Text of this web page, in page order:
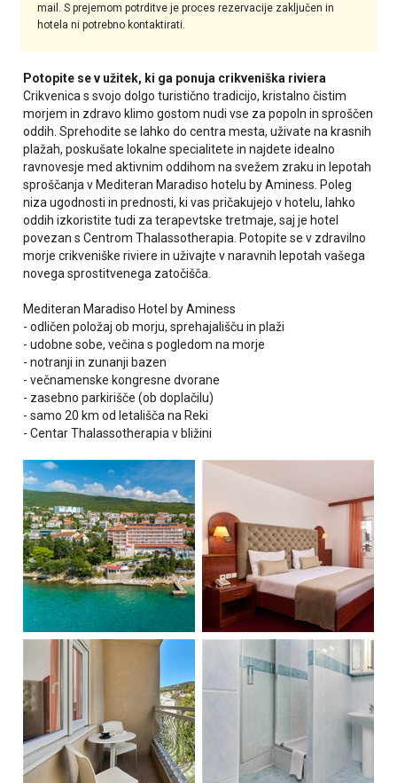
mail. S prejemom potrditve je proces rezervacije zaključen in
hotela ni potrebno kontaktirati.
Potopite se v užitek, ki ga ponuja crikveniška riviera
Crikvenica s svojo dolgo turistično tradicijo, kristalno čistim
morjem in zdravo klimo gostom nudi vse za popoln in sproščen
oddih. Sprehodite se lahko do centra mesta, uživate na krasnih
plažah, poskušate lokalne specialitete in najdete idealno
ravnovesje med aktivnim oddihom na svežem zraku in lepotah
sproščanja v Mediteran Maradiso hotelu by Aminess. Poleg
niza ugodnosti in prednosti, ki vas pričakujejo v hotelu, lahko
oddih izkoristite tudi za terapevtske tretmaje, saj je hotel
povezan s Centrom Thalassotherapia. Potopite se v zdravilno
morje crikveniške riviere in uživajte v naravnih lepotah vašega
novega sprostitvenega zatočišča.
Mediteran Maradiso Hotel by Aminess
- odličen položaj ob morju, sprehajališču in plaži
- udobne sobe, večina s pogledom na morje
- notranji in zunanji bazen
- večnamenske kongresne dvorane
- zasebno parkirišče (ob doplačilu)
- samo 20 km od letališča na Reki
- Centar Thalassotherapia v bližini